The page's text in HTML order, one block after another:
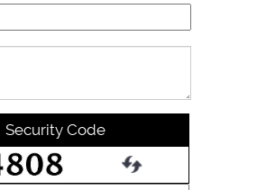
Security Code